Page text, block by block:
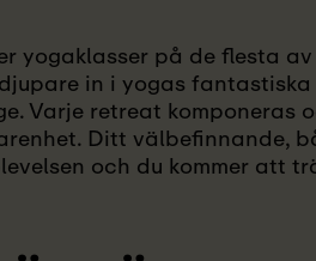
yogaklasser på de flesta
in i yogas
Varje retreat komponeras
Ditt välbefinnande,
och du kommer att